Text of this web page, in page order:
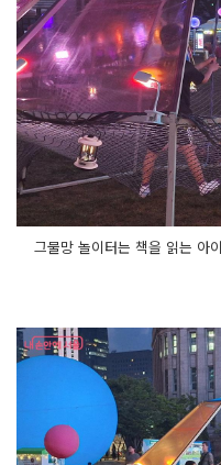
그물망 놀이터는 책을 읽는 아